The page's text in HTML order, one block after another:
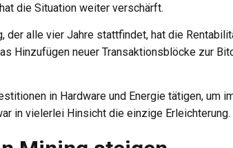
die Situation weiter verschärft.
der alle vier Jahre stattfindet, hat die
Hinzufügen neuer Transaktionsblöcke zur
in Hardware und Energie tätigen, um
in vielerlei Hinsicht die einzige Erleichterung.